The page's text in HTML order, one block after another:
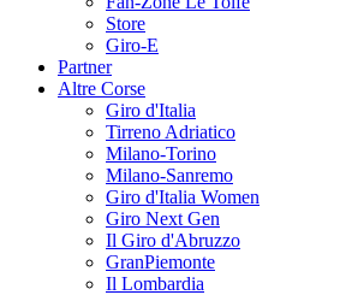
Store
Giro-E
Partner
Altre Corse
Giro d'Italia
Tirreno Adriatico
Milano-Torino
Milano-Sanremo
Giro d'Italia Women
Giro Next Gen
Il Giro d'Abruzzo
GranPiemonte
Il Lombardia